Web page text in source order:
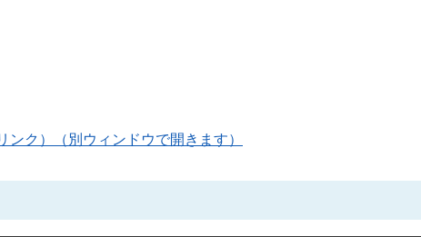
ク）（別ウィンドウで開きます）